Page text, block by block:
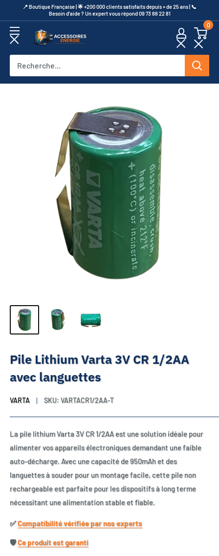
au
contenu
​📍​ Boutique Française | 🌟 +200 000 clients satisfaits depuis + de 25 ans | 📞​
Besoin d’aide ? Un expert vous répond 09 73 88 22 81
Accessoires
0
Pile Lithium Varta 3V CR 1/2AA
avec languettes
VARTA SKU: VARTACR1/2AA-T
La pile lithium Varta 3V CR 1/2AA est une solution idéale pour
alimenter vos appareils électroniques demandant une faible
auto-décharge. Avec une capacité de 950mAh et des
languettes à souder pour un montage facile, cette pile non
rechargeable est parfaite pour les dispositifs à long terme
nécessitant une alimentation stable et fiable.
✅​Compatibilité vérifiée par nos experts
🛡️​Ce produit est garanti